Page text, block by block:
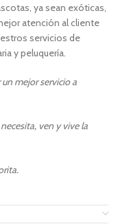
ya sean exóticas,
atención al cliente
servicios de
y peluquería.
mejor servicio a
ven y vive la